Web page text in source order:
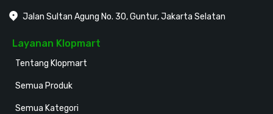
Jalan Sultan Agung No. 30, Guntur, Jakarta Selatan
Layanan Klopmart
Tentang Klopmart
Semua Produk
Semua Kategori